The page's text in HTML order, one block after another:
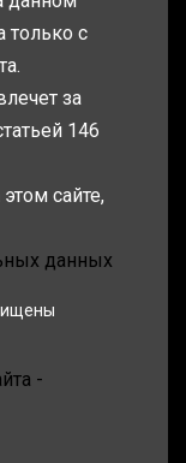
только с
за
146
сайте,
данных
-